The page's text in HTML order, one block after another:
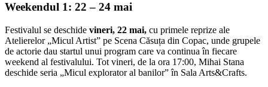
Weekendul 1: 22 – 24 mai
Festivalul se deschide vineri, 22 mai, cu primele reprize ale
Atelierelor „Micul Artist” pe Scena Căsuța din Copac, unde grupele
de actorie dau startul unui program care va continua în fiecare
weekend al festivalului. Tot vineri, de la ora 17:00, Mihai Stana
deschide seria „Micul explorator al banilor” în Sala Arts&Crafts.